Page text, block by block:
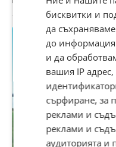
бисквитки и
да
до информация
и да
вашия IP
сърфиране, за
реклами и
реклами и
аудиторията и